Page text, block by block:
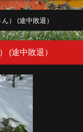
） (途中敗退）
(途中敗退）